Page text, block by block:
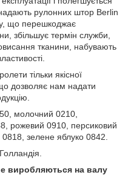
рулонних штор Berlin
що перешкоджає
збільшує термін служби,
тканини, набувають
тільки якісної
дозволяє нам надати
молочний 0210,
рожевий 0910, персиковий
зелене яблуко 0842.
виробляються на валу